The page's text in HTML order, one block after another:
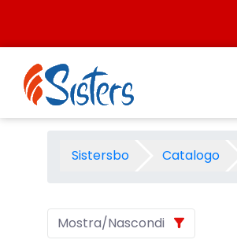
PRESCOLASTICA
Sistersbo Catalogo
Mostra/Nascondi